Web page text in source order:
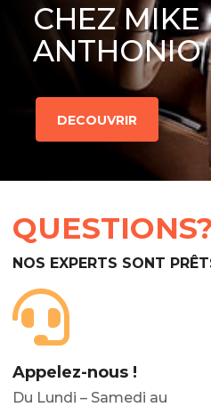
CHEZ MIKE
ANTHONIO
DECOUVRIR
QUESTIONS?
NOS EXPERTS SONT
Appelez-nous !
Du Lundi – Samedi au